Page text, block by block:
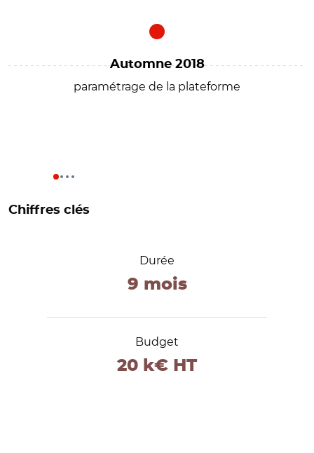
Automne 2018
paramétrage de la plateforme
Chiffres clés
Durée
9 mois
Budget
20 k€ HT